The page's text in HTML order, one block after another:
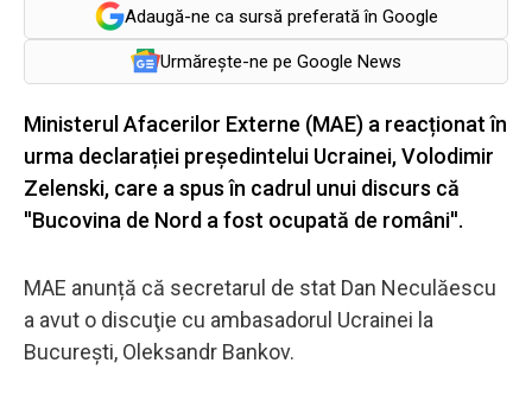
Adaugă-ne ca sursă preferată în Google
Urmărește-ne pe Google News
Ministerul Afacerilor Externe (MAE) a reacționat în
urma declarației președintelui Ucrainei, Volodimir
Zelenski, care a spus în cadrul unui discurs că
''Bucovina de Nord a fost ocupată de români''.
MAE anunță că secretarul de stat Dan Neculăescu
a avut o discuţie cu ambasadorul Ucrainei la
Bucureşti, Oleksandr Bankov.